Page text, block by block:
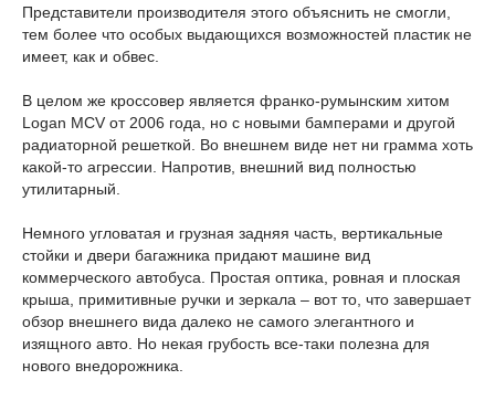
Представители производителя этого объяснить не смогли,
тем более что особых выдающихся возможностей пластик не
имеет, как и обвес.
В целом же кроссовер является франко-румынским хитом
Logan MCV от 2006 года, но с новыми бамперами и другой
радиаторной решеткой. Во внешнем виде нет ни грамма хоть
какой-то агрессии. Напротив, внешний вид полностью
утилитарный.
Немного угловатая и грузная задняя часть, вертикальные
стойки и двери багажника придают машине вид
коммерческого автобуса. Простая оптика, ровная и плоская
крыша, примитивные ручки и зеркала – вот то, что завершает
обзор внешнего вида далеко не самого элегантного и
изящного авто. Но некая грубость все-таки полезна для
нового внедорожника.